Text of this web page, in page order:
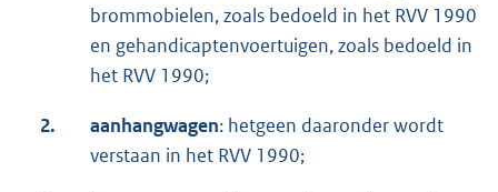
brommobielen, zoals bedoeld in het RVV 1990
en gehandicaptenvoertuigen, zoals bedoeld in
het RVV 1990;
2. aanhangwagen: hetgeen daaronder wordt
verstaan in het RVV 1990;